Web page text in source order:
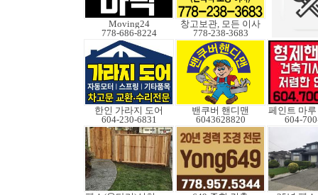
Moving24
778-686-8224
창고보관, 모든 이사
778-238-3683
한인 가라지 도어
604-230-6831
밴쿠버 핸디맨
6043628820
604-